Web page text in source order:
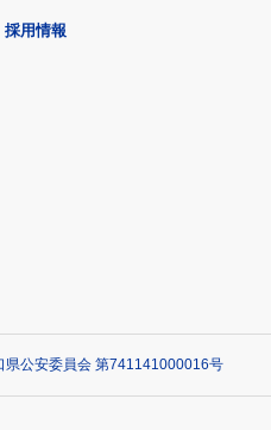
採用情報
県公安委員会 第741141000016号